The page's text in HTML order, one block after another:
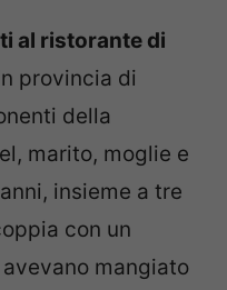
al ristorante di
provincia di
della
marito, moglie e
insieme a tre
con un
mangiato